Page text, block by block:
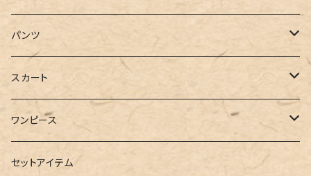
ジャケット
ブルゾン
ロングシャツ
ダウンジャケット
Tシャツ
カットソー
半袖
スウェット・パーカー
ニット
パンツ
デニム
スキニー
ショートパンツ
スカート
ロング
ミニ
ワンピース
シャツワンピース
セットアイテム